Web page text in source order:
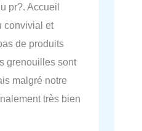
pr?. Accueil
convivial et
de produits
grenouilles sont
malgré notre
très bien